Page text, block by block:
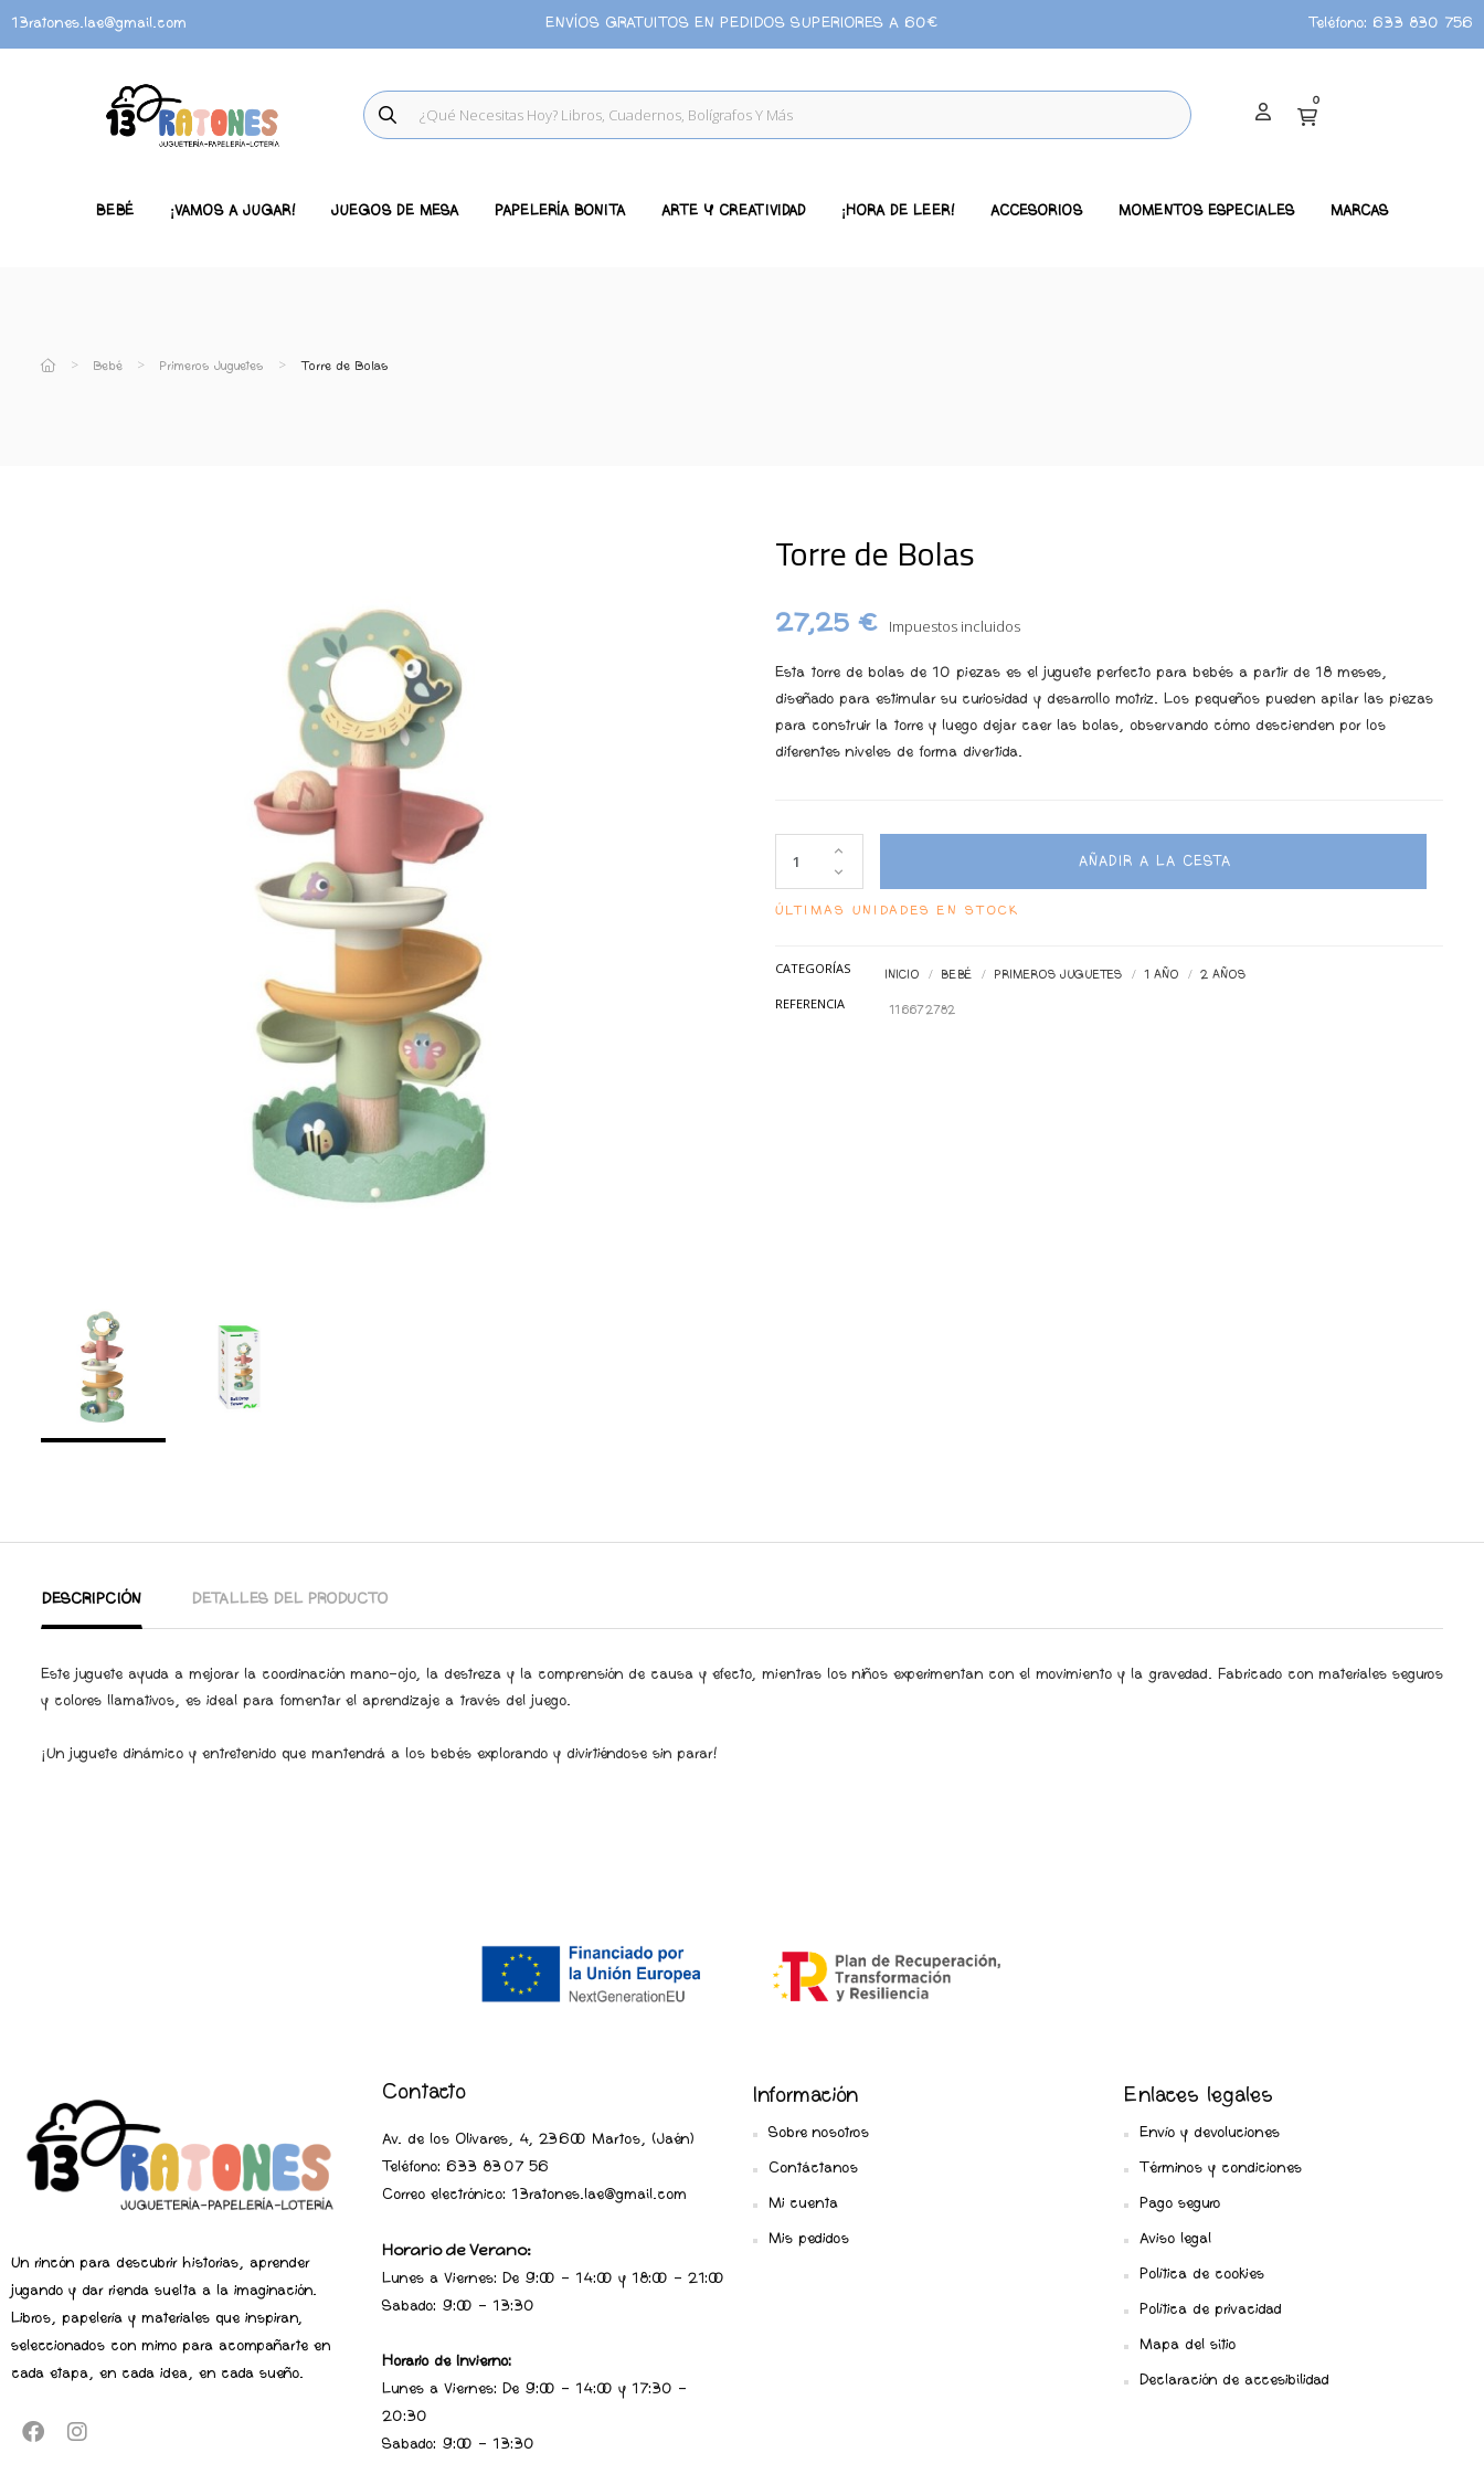
13ratones.lae@gmail.com ENVÍOS GRATUITOS EN PEDIDOS SUPERIORES A 60€ Teléfono: 633 830 756
0
BEBÉ ¡VAMOS A JUGAR! JUEGOS DE MESA PAPELERÍA BONITA ARTE Y CREATIVIDAD ¡HORA DE LEER! ACCESORIOS MOMENTOS ESPECIALES MARCAS
Bebé Primeros Juguetes Torre de Bolas
Torre de Bolas
27,25 € Impuestos incluidos
Esta torre de bolas de 10 piezas es el juguete perfecto para bebés a partir de 18 meses,
diseñado para estimular su curiosidad y desarrollo motriz. Los pequeños pueden apilar las piezas
para construir la torre y luego dejar caer las bolas, observando cómo descienden por los
diferentes niveles de forma divertida.
AÑADIR A LA CESTA
ÚLTIMAS UNIDADES EN STOCK
CATEGORÍAS INICIO BEBÉ PRIMEROS JUGUETES 1 AÑO 2 AÑOS
REFERENCIA 116672782
DESCRIPCIÓN DETALLES DEL PRODUCTO
Este juguete ayuda a mejorar la coordinación mano-ojo, la destreza y la comprensión de causa y efecto, mientras los niños experimentan con el movimiento y la gravedad. Fabricado con materiales seguros
y colores llamativos, es ideal para fomentar el aprendizaje a través del juego.
¡Un juguete dinámico y entretenido que mantendrá a los bebés explorando y divirtiéndose sin parar!
Un rincón para descubrir historias, aprender
jugando y dar rienda suelta a la imaginación.
Libros, papelería y materiales que inspiran,
seleccionados con mimo para acompañarte en
cada etapa, en cada idea, en cada sueño.
Contacto
Av. de los Olivares, 4, 23600 Martos, (Jaén)
Teléfono: 633 83 07 56
Correo electrónico: 13ratones.lae@gmail.com
Horario de Verano:
Lunes a Viernes: De 9:00 - 14:00 y 18:00 - 21:00
Sabado: 9:00 - 13:30
Horario de Invierno:
Lunes a Viernes: De 9:00 - 14:00 y 17:30 -
20:30
Sabado: 9:00 - 13:30
Información
Sobre nosotros
Contáctanos
Mi cuenta
Mis pedidos
Enlaces legales
Envío y devoluciones
Términos y condiciones
Pago seguro
Aviso legal
Política de cookies
Política de privacidad
Mapa del sitio
Declaración de accesibilidad